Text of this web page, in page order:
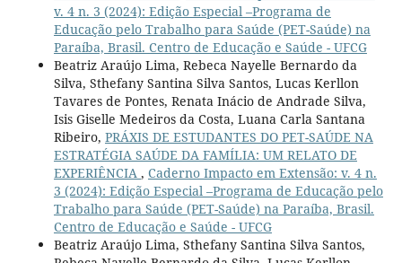
v. 4 n. 3 (2024): Edição Especial –Programa de
Educação pelo Trabalho para Saúde (PET-Saúde) na
Paraíba, Brasil. Centro de Educação e Saúde - UFCG
Beatriz Araújo Lima, Rebeca Nayelle Bernardo da
Silva, Sthefany Santina Silva Santos, Lucas Kerllon
Tavares de Pontes, Renata Inácio de Andrade Silva,
Isis Giselle Medeiros da Costa, Luana Carla Santana
Ribeiro, PRÁXIS DE ESTUDANTES DO PET-SAÚDE NA
ESTRATÉGIA SAÚDE DA FAMÍLIA: UM RELATO DE
EXPERIÊNCIA , Caderno Impacto em Extensão: v. 4 n.
3 (2024): Edição Especial –Programa de Educação pelo
Trabalho para Saúde (PET-Saúde) na Paraíba, Brasil.
Centro de Educação e Saúde - UFCG
Beatriz Araújo Lima, Sthefany Santina Silva Santos,